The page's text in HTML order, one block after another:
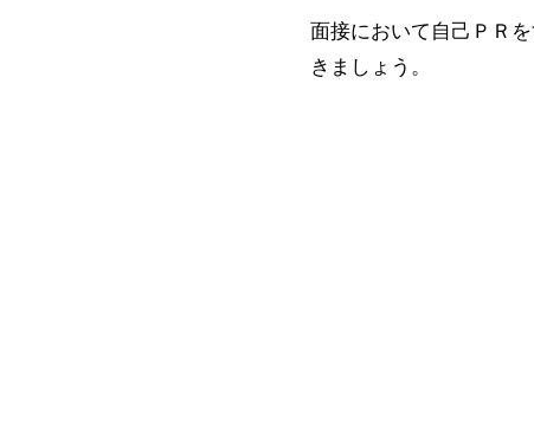
面接において自己ＰＲ
きましょう。